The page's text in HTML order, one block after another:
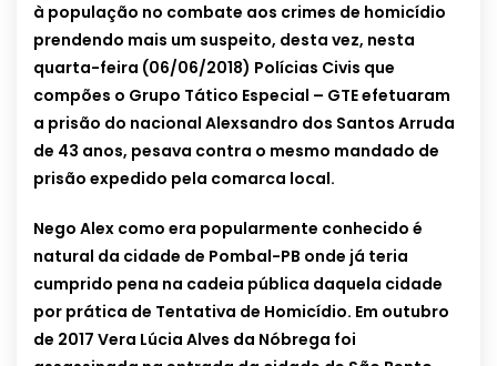
à população no combate aos crimes de homicídio
prendendo mais um suspeito, desta vez, nesta
quarta-feira (06/06/2018) Polícias Civis que
compões o Grupo Tático Especial – GTE efetuaram
a prisão do nacional Alexsandro dos Santos Arruda
de 43 anos, pesava contra o mesmo mandado de
prisão expedido pela comarca local.
Nego Alex como era popularmente conhecido é
natural da cidade de Pombal-PB onde já teria
cumprido pena na cadeia pública daquela cidade
por prática de Tentativa de Homicídio. Em outubro
de 2017 Vera Lúcia Alves da Nóbrega foi